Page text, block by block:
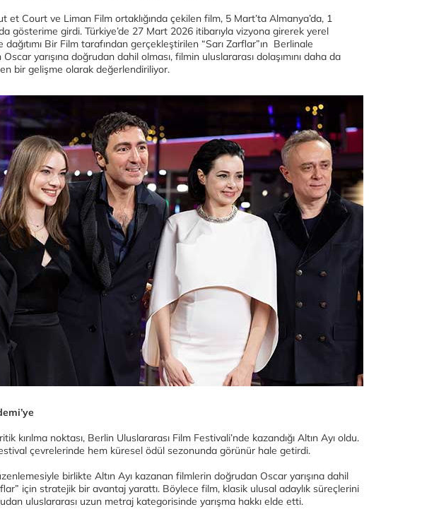
et Court ve Liman Film ortaklığında çekilen film, 5 Mart’ta Almanya’da, 1
gösterime girdi. Türkiye’de 27 Mart 2026 itibarıyla vizyona girerek yerel
Bir Film tarafından gerçekleştirilen “Sarı Zarflar”ın Berlinale
Oscar yarışına doğrudan dahil olması, filmin uluslararası dolaşımını daha da
bir gelişme olarak değerlendiriliyor.
kırılma noktası, Berlin Uluslararası Film Festivali’nde kazandığı Altın Ayı oldu.
çevrelerinde hem küresel ödül sezonunda görünür hale getirdi.
birlikte Altın Ayı kazanan filmlerin doğrudan Oscar yarışına dahil
için stratejik bir avantaj yarattı. Böylece film, klasik ulusal adaylık süreçlerini
uluslararası uzun metraj kategorisinde yarışma hakkı elde etti.